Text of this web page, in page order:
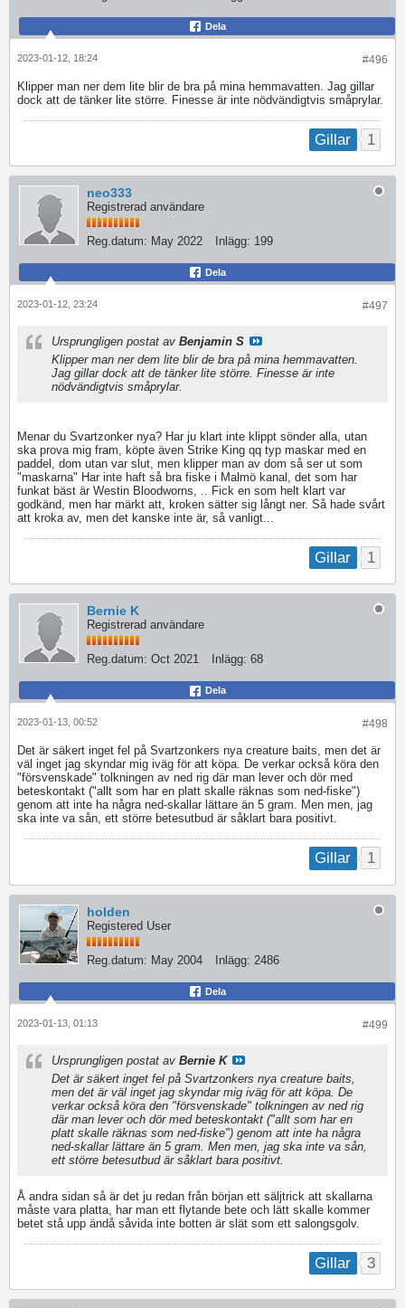
Dela
#496
2023-01-12, 18:24
Klipper man ner dem lite blir de bra på mina hemmavatten. Jag gillar
dock att de tänker lite större. Finesse är inte nödvändigtvis småprylar.
Gillar 1
neo333
Registrerad användare
Reg.datum: May 2022 Inlägg: 199
Dela
#497
2023-01-12, 23:24
Ursprungligen postat av Benjamin S
Klipper man ner dem lite blir de bra på mina hemmavatten.
Jag gillar dock att de tänker lite större. Finesse är inte
nödvändigtvis småprylar.
Menar du Svartzonker nya? Har ju klart inte klippt sönder alla, utan
ska prova mig fram, köpte även Strike King qq typ maskar med en
paddel, dom utan var slut, men klipper man av dom så ser ut som
"maskarna" Har inte haft så bra fiske i Malmö kanal, det som har
funkat bäst är Westin Bloodworns, .. Fick en som helt klart var
godkänd, men har märkt att, kroken sätter sig långt ner. Så hade svårt
att kroka av, men det kanske inte är, så vanligt...
Gillar 1
Bernie K
Registrerad användare
Reg.datum: Oct 2021 Inlägg: 68
Dela
#498
2023-01-13, 00:52
Det är säkert inget fel på Svartzonkers nya creature baits, men det är
väl inget jag skyndar mig iväg för att köpa. De verkar också köra den
"försvenskade" tolkningen av ned rig där man lever och dör med
beteskontakt ("allt som har en platt skalle räknas som ned-fiske")
genom att inte ha några ned-skallar lättare än 5 gram. Men men, jag
ska inte va sån, ett större betesutbud är såklart bara positivt.
Gillar 1
holden
Registered User
Reg.datum: May 2004 Inlägg: 2486
Dela
#499
2023-01-13, 01:13
Ursprungligen postat av Bernie K
Det är säkert inget fel på Svartzonkers nya creature baits,
men det är väl inget jag skyndar mig iväg för att köpa. De
verkar också köra den "försvenskade" tolkningen av ned rig
där man lever och dör med beteskontakt ("allt som har en
platt skalle räknas som ned-fiske") genom att inte ha några
ned-skallar lättare än 5 gram. Men men, jag ska inte va sån,
ett större betesutbud är såklart bara positivt.
Å andra sidan så är det ju redan från början ett säljtrick att skallarna
måste vara platta, har man ett flytande bete och lätt skalle kommer
betet stå upp ändå såvida inte botten är slät som ett salongsgolv.
Gillar 3